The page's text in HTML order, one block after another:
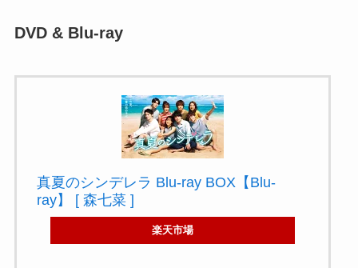
DVD & Blu-ray
真夏のシンデレラ Blu-ray BOX【Blu-
ray】 [ 森七菜 ]
楽天市場